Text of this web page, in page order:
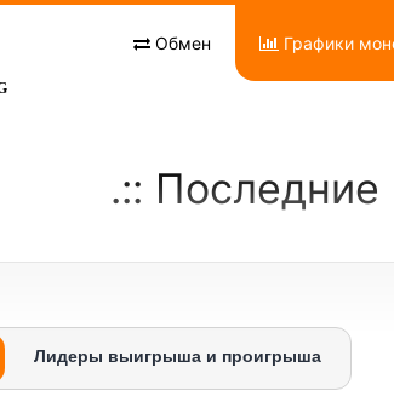
Графики
Обмен
Последние
Лидеры выигрыша и проигрыша